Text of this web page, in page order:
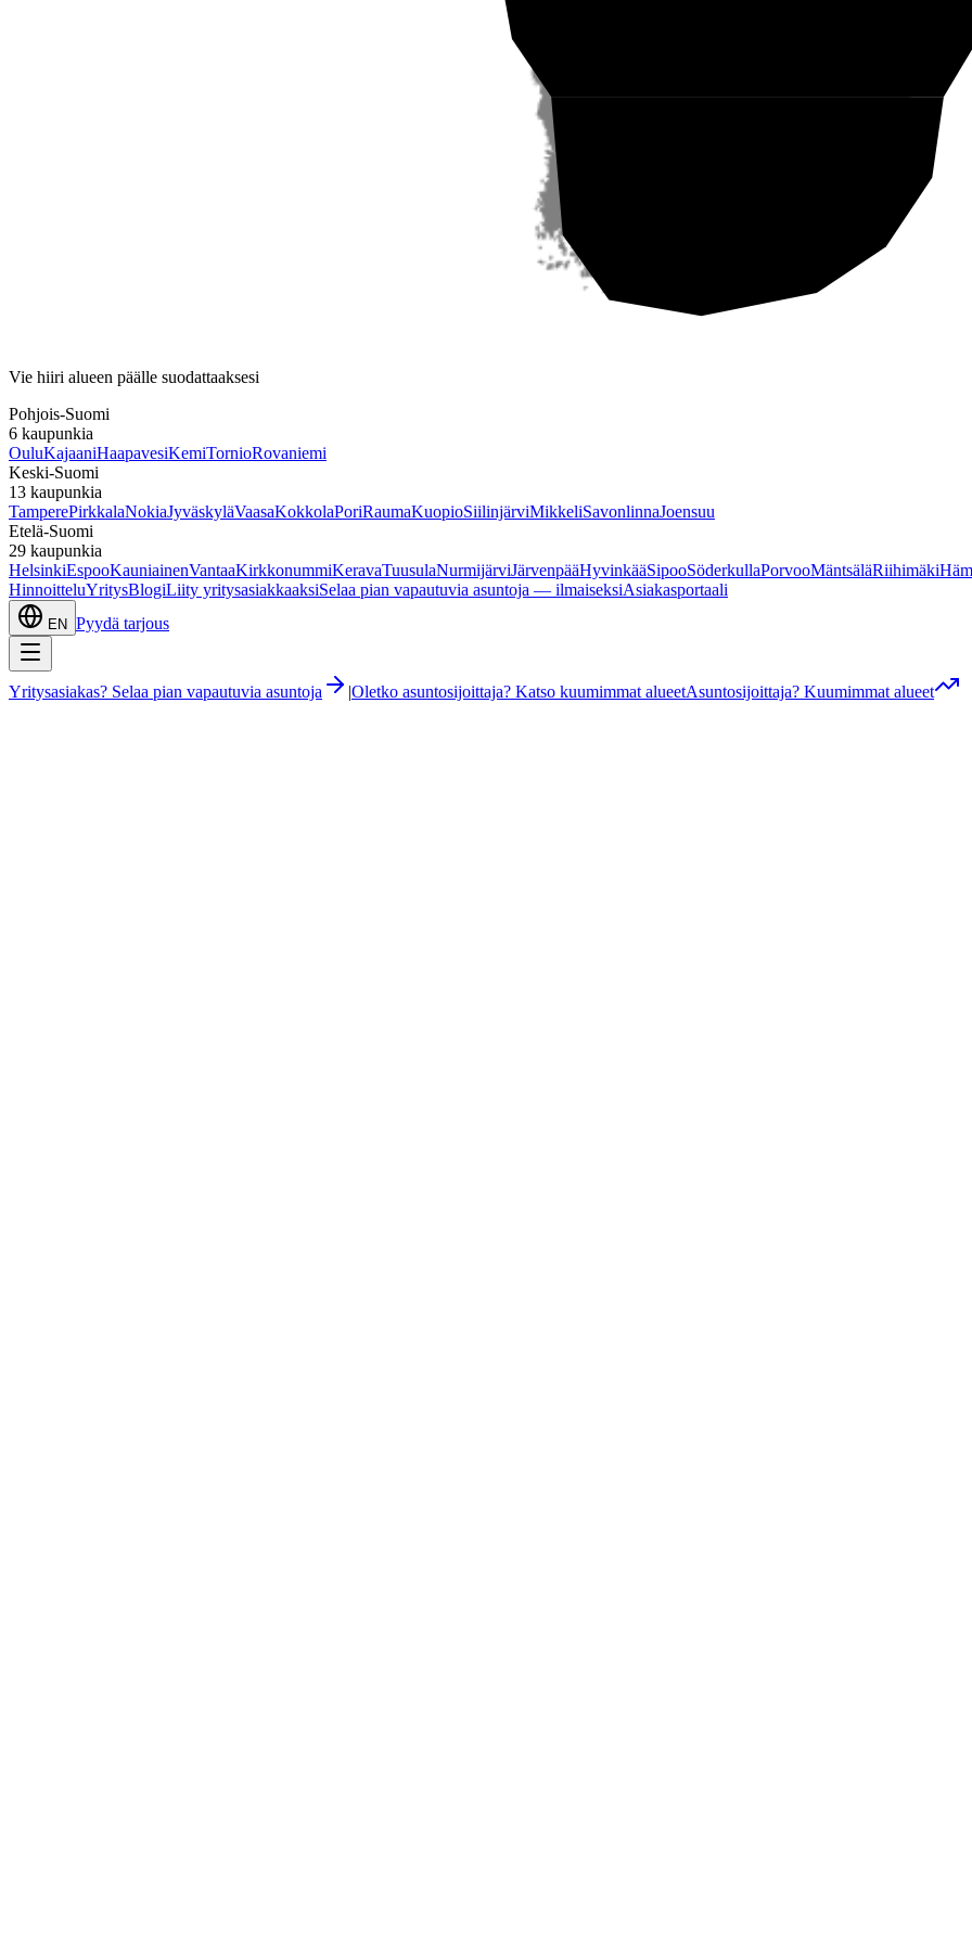
Vie hiiri alueen päälle suodattaaksesi
Pohjois-Suomi
6 kaupunkia
OuluKajaaniHaapavesiKemiTornioRovaniemi
Keski-Suomi
13 kaupunkia
TamperePirkkalaNokiaJyväskyläVaasaKokkolaPoriRaumaKuopioSiilinjärviMikkeliSavonlinnaJoensuu
Etelä-Suomi
29 kaupunkia
HelsinkiEspooKauniainenVantaaKirkkonummiKeravaTuusulaNurmijärviJärvenpääHyvinkääSipooSöderkullaPorvooMäntsäläRiihimäki
HinnoitteluYritysBlogiLiity yritysasiakkaaksiSelaa pian vapautuvia asuntoja — ilmaiseksiAsiakasportaali
EN Pyydä tarjous
Yritysasiakas? Selaa pian vapautuvia asuntoja |Oletko asuntosijoittaja? Katso kuumimmat alueetAsuntosijoittaja? Kuumimmat alueet